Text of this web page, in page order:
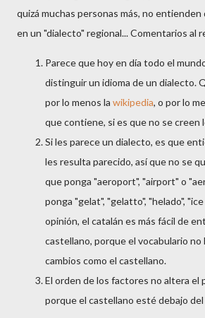
quizá muchas personas más, no
en un "dialecto" regional... Comentarios al
Parece que hoy en día todo el
distinguir un idioma de un dialecto.
por lo menos la wikipedia, o por lo
que contiene, si es que no se creen
Si les parece un dialecto, es que
les resulta parecido, así que no se
que ponga "aeroport", "airport" o
ponga "gelat", "gelatto", "helado", "ice
opinión, el catalán es más fácil de
castellano, porque el vocabulario
cambios como el castellano.
El orden de los factores no altera el
porque el castellano esté debajo del